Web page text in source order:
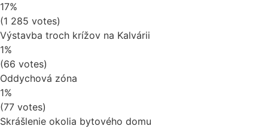
17%
(1 285 votes)
Výstavba troch krížov na Kalvárii
1%
(66 votes)
Oddychová zóna
1%
(77 votes)
Skrášlenie okolia bytového domu